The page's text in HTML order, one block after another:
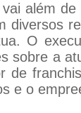
além
diversos
O
sobre a
de
e o